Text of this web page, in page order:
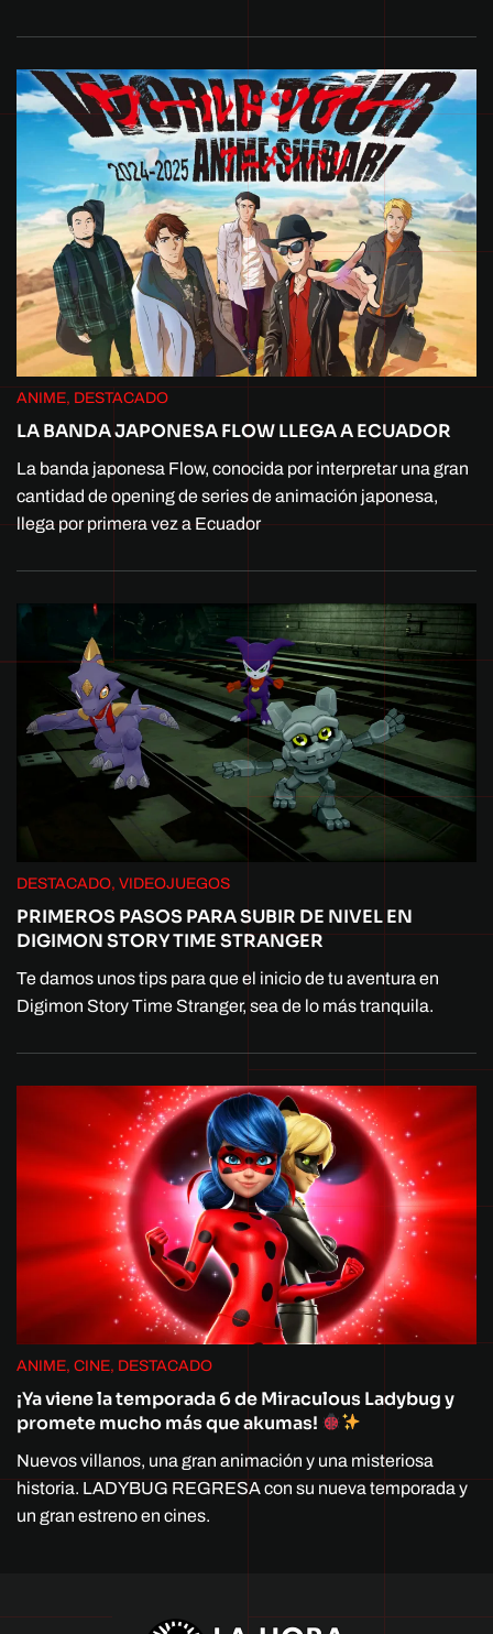
ANIME, DESTACADO
LA BANDA JAPONESA FLOW LLEGA A ECUADOR
La banda japonesa Flow, conocida por interpretar una gran
cantidad de opening de series de animación japonesa,
llega por primera vez a Ecuador
DESTACADO, VIDEOJUEGOS
PRIMEROS PASOS PARA SUBIR DE NIVEL EN
DIGIMON STORY TIME STRANGER
Te damos unos tips para que el inicio de tu aventura en
Digimon Story Time Stranger, sea de lo más tranquila.
ANIME, CINE, DESTACADO
¡Ya viene la temporada 6 de Miraculous Ladybug y
promete mucho más que akumas!
Nuevos villanos, una gran animación y una misteriosa
historia. LADYBUG REGRESA con su nueva temporada y
un gran estreno en cines.